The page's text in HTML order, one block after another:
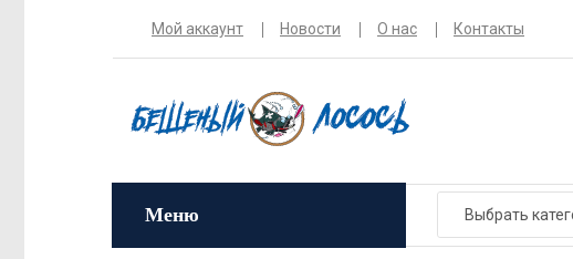
Мой аккаунт Новости О нас Контакты
Меню